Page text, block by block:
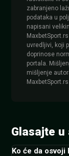
zabranjeno
podataka u
napisani
uvredljivi, koji
doprinose
portala.
mišljenje
MaxbetSport.rs.
Glasajte u
Ko će da osvoji